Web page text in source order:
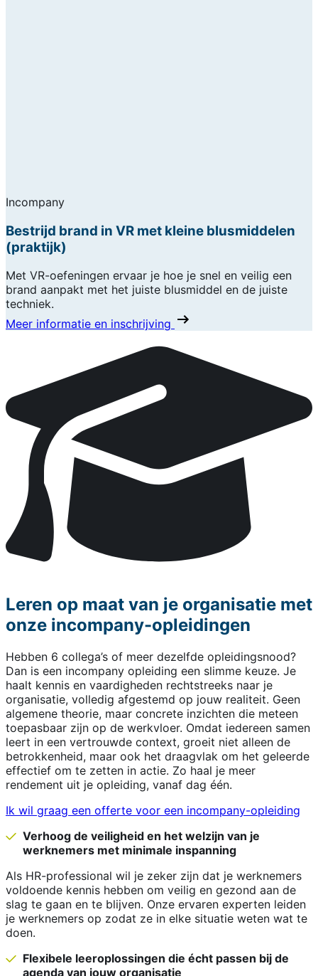
Incompany
Bestrijd brand in VR met kleine blusmiddelen
(praktijk)
Met VR-oefeningen ervaar je hoe je snel en veilig een
brand aanpakt met het juiste blusmiddel en de juiste
techniek.
Meer informatie en inschrijving
Leren op maat van je organisatie met
onze incompany-opleidingen
Hebben 6 collega’s of meer dezelfde opleidingsnood?
Dan is een incompany opleiding een slimme keuze. Je
haalt kennis en vaardigheden rechtstreeks naar je
organisatie, volledig afgestemd op jouw realiteit. Geen
algemene theorie, maar concrete inzichten die meteen
toepasbaar zijn op de werkvloer. Omdat iedereen samen
leert in een vertrouwde context, groeit niet alleen de
betrokkenheid, maar ook het draagvlak om het geleerde
effectief om te zetten in actie. Zo haal je meer
rendement uit je opleiding, vanaf dag één.
Ik wil graag een offerte voor een incompany-opleiding
Verhoog de veiligheid en het welzijn van je
werknemers met minimale inspanning
Als HR-professional wil je zeker zijn dat je werknemers
voldoende kennis hebben om veilig en gezond aan de
slag te gaan en te blijven. Onze ervaren experten leiden
je werknemers op zodat ze in elke situatie weten wat te
doen.
Flexibele leeroplossingen die écht passen bij de
agenda van jouw organisatie